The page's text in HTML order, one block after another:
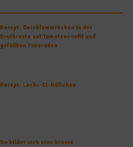
Rezept: Deichlammrücken in der
Brotkruste auf Tomatenconfit und
gefüllten Poveraden
Rezept: Lachs-Ei-Röllchen
So bildet sich eine krosse